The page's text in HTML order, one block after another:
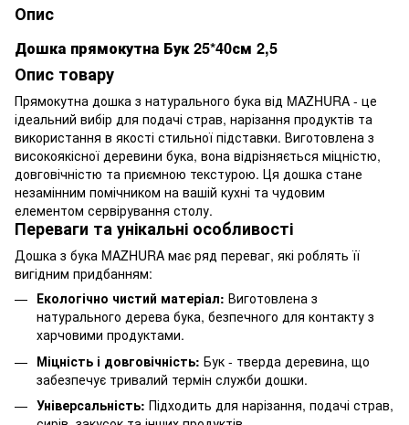
Опис
Дошка прямокутна Бук 25*40см 2,5
Опис товару
Прямокутна дошка з натурального бука від MAZHURA - це
ідеальний вибір для подачі страв, нарізання продуктів та
використання в якості стильної підставки. Виготовлена з
високоякісної деревини бука, вона відрізняється міцністю,
довговічністю та приємною текстурою. Ця дошка стане
незамінним помічником на вашій кухні та чудовим
елементом сервірування столу.
Переваги та унікальні особливості
Дошка з бука MAZHURA має ряд переваг, які роблять її
вигідним придбанням:
Екологічно чистий матеріал: Виготовлена з
натурального дерева бука, безпечного для контакту з
харчовими продуктами.
Міцність і довговічність: Бук - тверда деревина, що
забезпечує тривалий термін служби дошки.
Універсальність: Підходить для нарізання, подачі страв,